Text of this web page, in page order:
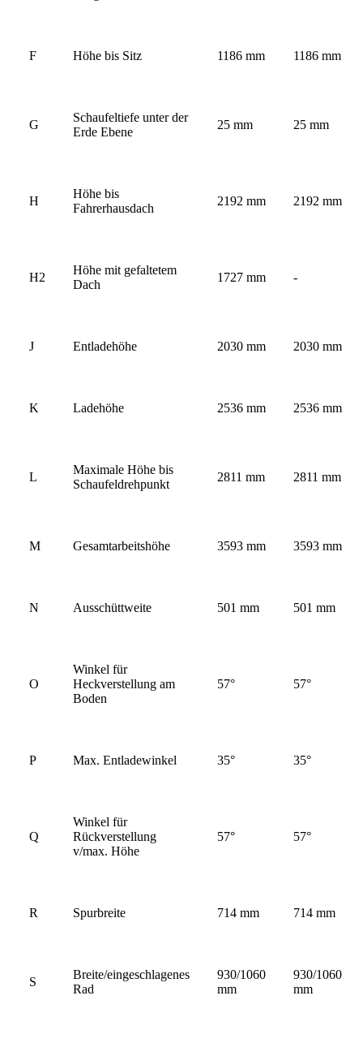
F Höhe bis Sitz 1186 mm 1186 mm
G
Schaufeltiefe unter der
Erde Ebene
25 mm 25 mm
H
Höhe bis
Fahrerhausdach
2192 mm 2192 mm
H2
Höhe mit gefaltetem
Dach
1727 mm -
J Entladehöhe 2030 mm 2030 mm
K Ladehöhe 2536 mm 2536 mm
L
Maximale Höhe bis
Schaufeldrehpunkt
2811 mm 2811 mm
M Gesamtarbeitshöhe 3593 mm 3593 mm
N Ausschüttweite 501 mm 501 mm
O
Winkel für
Heckverstellung am
Boden
57° 57°
P Max. Entladewinkel 35° 35°
Q
Winkel für
Rückverstellung
v/max. Höhe
57° 57°
R Spurbreite 714 mm 714 mm
S
Breite/eingeschlagenes
Rad
930/1060
mm
930/1060
mm